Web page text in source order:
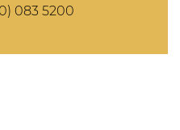
083 5200